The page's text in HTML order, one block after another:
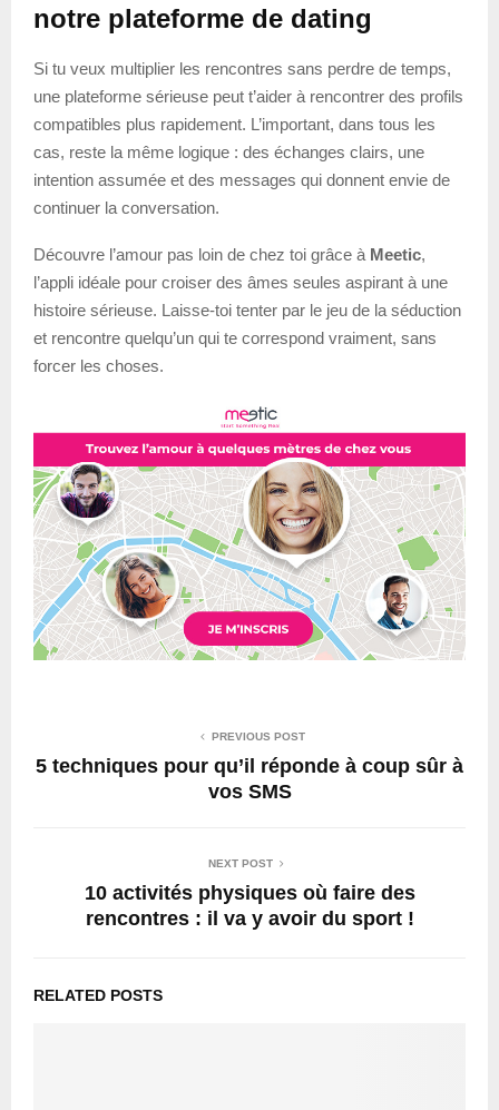
notre plateforme de dating
Si tu veux multiplier les rencontres sans perdre de temps,
une plateforme sérieuse peut t’aider à rencontrer des profils
compatibles plus rapidement. L’important, dans tous les
cas, reste la même logique : des échanges clairs, une
intention assumée et des messages qui donnent envie de
continuer la conversation.
Découvre l’amour pas loin de chez toi grâce à Meetic,
l’appli idéale pour croiser des âmes seules aspirant à une
histoire sérieuse. Laisse-toi tenter par le jeu de la séduction
et rencontre quelqu’un qui te correspond vraiment, sans
forcer les choses.
PREVIOUS POST
5 techniques pour qu’il réponde à coup sûr à
vos SMS
NEXT POST
10 activités physiques où faire des
rencontres : il va y avoir du sport !
RELATED POSTS